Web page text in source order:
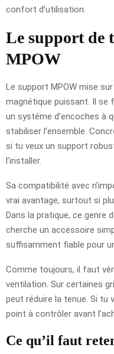
confort d’utilisation.
Le support de
MPOW
Le support MPOW mise
magnétique puissant. Il se
un système d’encoches à
stabiliser l’ensemble.
si tu veux un support
l’installer.
Sa compatibilité avec
vrai avantage, surtout si
Dans la pratique, ce genre
cherche un accessoire
suffisamment fiable pour
Comme toujours, il faut
ventilation. Sur certaines
peut réduire la tenue. Si tu
point à contrôler avant
Ce qu’il faut